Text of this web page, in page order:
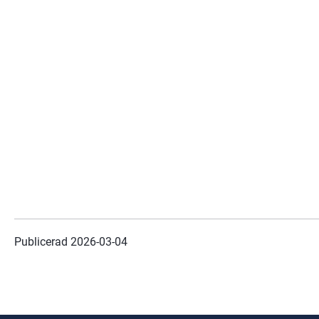
Publicerad 2026-03-04